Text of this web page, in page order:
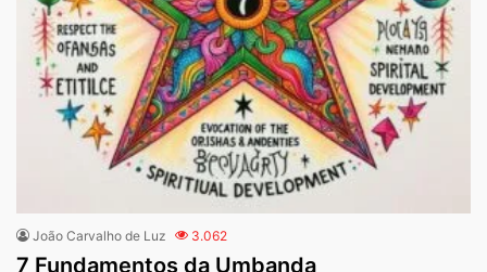
João Carvalho de Luz 3.062
7 Fundamentos da Umbanda